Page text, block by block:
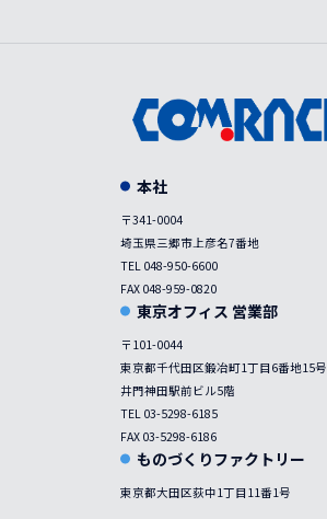
本社
〒341-0004
埼玉県三郷市上彦名7番地
TEL 048-950-6600
FAX 048-959-0820
東京オフィス 営業部
〒101-0044
東京都千代田区鍛冶町1丁目6番地15号
井門神田駅前ビル5階
TEL 03-5298-6185
FAX 03-5298-6186
ものづくりファクトリー
東京都大田区荻中1丁目11番1号